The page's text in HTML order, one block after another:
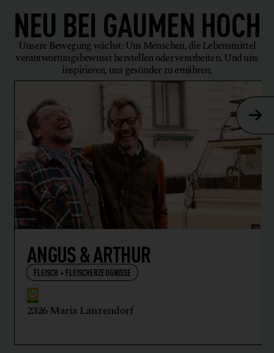
NEU BEI GAUMEN HOCH
Unsere Bewegung wächst: Um Menschen, die Lebensmittel
verantwortungsbewusst herstellen oder verarbeiten. Und uns
inspirieren, uns gesünder zu ernähren.
ANGUS & ARTHUR
FLEISCH + FLEISCHERZEUGNISSE
2326 Maria Lanzendorf